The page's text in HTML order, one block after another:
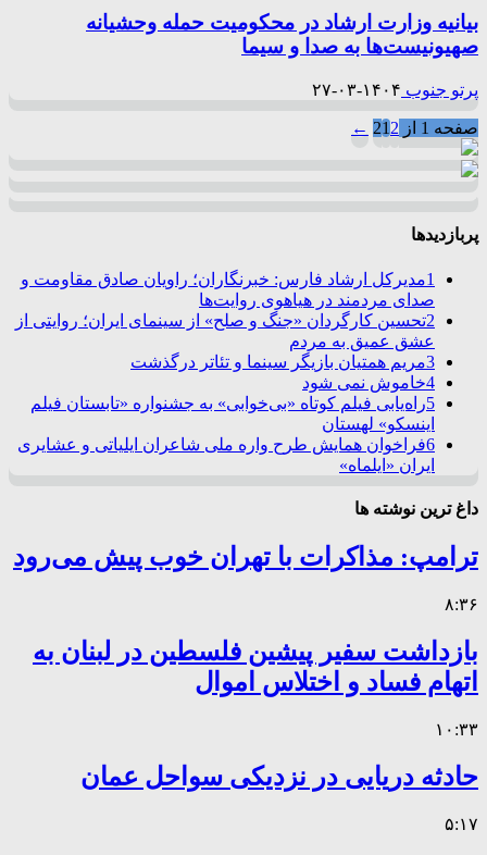
بیانیه وزارت ارشاد در محکومیت حمله وحشیانه
صهیونیست‌ها به صدا و سیما
پرتو جنوب ۱۴۰۴-۰۳-۲۷
صفحه 1 از 2 12
←
پربازدیدها
1مدیرکل ارشاد فارس: خبرنگاران؛ راویان صادق مقاومت و
صدای مردمند در هیاهوی روایت‌ها
2تحسین کارگردان «جنگ و صلح» از سینمای ایران؛ روایتی از
عشق عمیق به مردم
3مریم همتیان بازیگر سینما و تئاتر درگذشت
4خاموش نمی شود
5راه‌یابی فیلم کوتاه «بی‌خوابی» به جشنواره «تابستان فیلم
اینسکو» لهستان
6فراخوان همایش طرح واره ملی شاعران ایلیاتی و عشایری
ایران «ایلماه»
داغ ترین نوشته ها
ترامپ: مذاکرات با تهران خوب پیش می‌رود
۸:۳۶
بازداشت سفیر پیشین فلسطین در لبنان به
اتهام فساد و اختلاس اموال
۱۰:۳۳
حادثه دریایی در نزدیکی سواحل عمان
۵:۱۷